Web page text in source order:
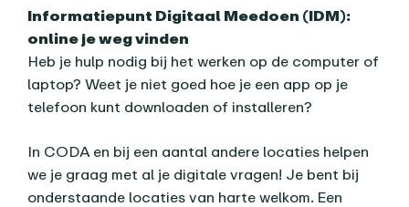
Informatiepunt Digitaal Meedoen (IDM):
online je weg vinden
Heb je hulp nodig bij het werken op de computer of
laptop? Weet je niet goed hoe je een app op je
telefoon kunt downloaden of installeren?
In CODA en bij een aantal andere locaties helpen
we je graag met al je digitale vragen! Je bent bij
onderstaande locaties van harte welkom. Een